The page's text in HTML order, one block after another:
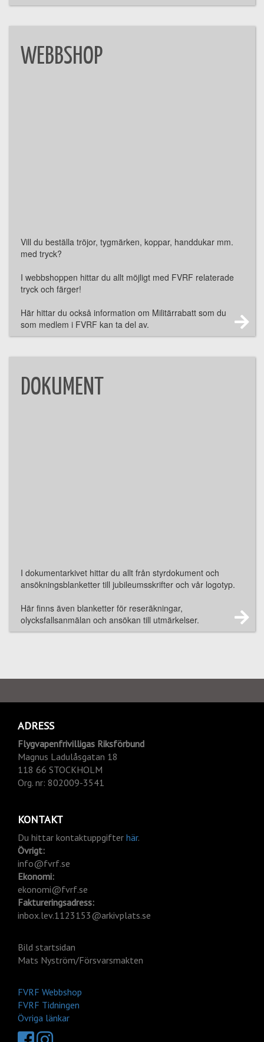
WEBBSHOP
Vill du beställa tröjor, tygmärken, koppar, handdukar mm.
med tryck?
I webbshoppen hittar du allt möjligt med FVRF relaterade
tryck och färger!
Här hittar du också information om Militärrabatt som du
som medlem i FVRF kan ta del av.
DOKUMENT
I dokumentarkivet hittar du allt från styrdokument och
ansökningsblanketter till jubileumsskrifter och vår logotyp.
Här finns även blanketter för reseräkningar,
olycksfallsanmälan och ansökan till utmärkelser.
ADRESS
Flygvapenfrivilligas Riksförbund
Magnus Ladulåsgatan 18
118 66 STOCKHOLM
Org. nr: 802009-3541
KONTAKT
Du hittar kontaktuppgifter här.
Övrigt:
info@fvrf.se
Ekonomi:
ekonomi@fvrf.se
Faktureringsadress:
inbox.lev.1123153@arkivplats.se
Bild startsidan
Mats Nyström/Försvarsmakten
FVRF Webbshop
FVRF Tidningen
Övriga länkar